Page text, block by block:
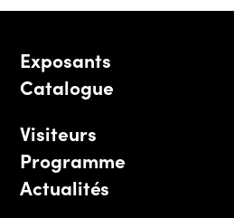
Exposants
Catalogue
Visiteurs
Programme
Actualités